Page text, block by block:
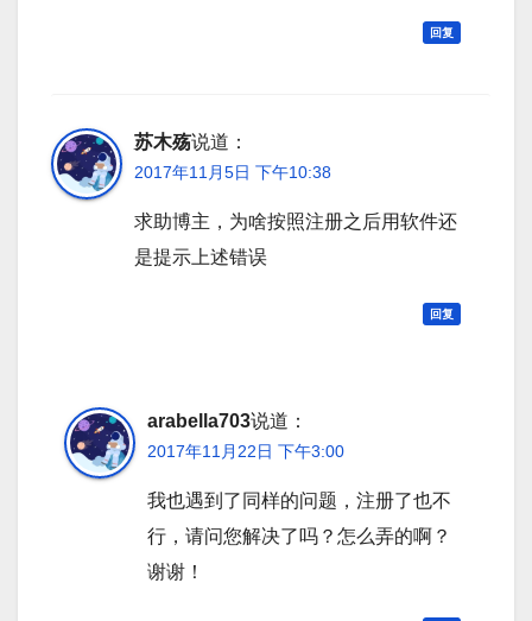
回复
苏木殇说道：
2017年11月5日 下午10:38
求助博主，为啥按照注册之后用软件还
是提示上述错误
回复
arabella703说道：
2017年11月22日 下午3:00
我也遇到了同样的问题，注册了也不
行，请问您解决了吗？怎么弄的啊？
谢谢！